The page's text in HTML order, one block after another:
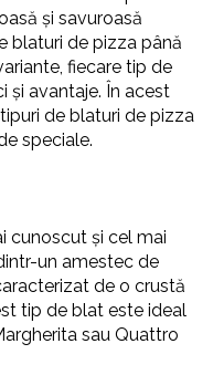
și savuroasă
blaturi de pizza până
fiecare tip de
și avantaje. În acest
de blaturi de pizza
speciale.
cunoscut și cel mai
un amestec de
de o crustă
tip de blat este ideal
sau Quattro